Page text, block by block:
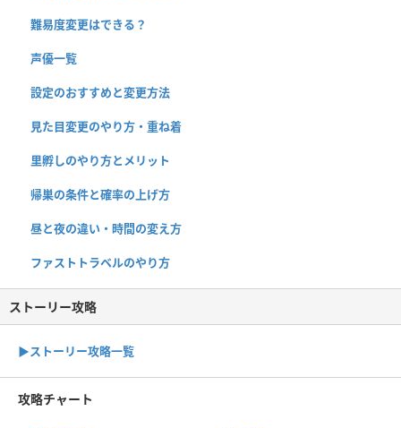
難易度変更はできる？
声優一覧
設定のおすすめと変更方法
見た目変更のやり方・重ね着
里孵しのやり方とメリット
帰巣の条件と確率の上げ方
昼と夜の違い・時間の変え方
ファストトラベルのやり方
ストーリー攻略
▶︎ストーリー攻略一覧
攻略チャート